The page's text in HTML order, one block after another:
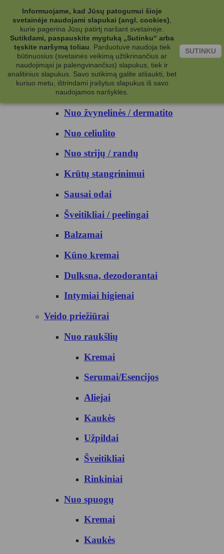
Kategorijos
Kosmetika
Kūno priežiūrai
Nuo prakaito
Kūno prausikliai
Nuo žvynelinės / dermatito
Nuo celiulito
Nuo strijų / randų
Krūtų stangrinimui
Sausai odai
Šveitikliai / peelingai
Balzamai
Kūno kremai
Dulksna, dezodorantai
Intymiai higienai
Veido priežiūrai
Nuo raukšlių
Kremai
Serumai/Esencijos
Aliejai
Kaukės
Užpildai
Šveitikliai
Rinkiniai
Nuo spuogų
Kremai
Kaukės
Informuojame, kad Jūsų patogumui šioje
svetainėje naudojami slapukai (angl. cookies)
kurie pagerina Jūsų patirtį naršant svetainėje.
Sutikdami, paspauskite mygtuką „Sutinku“ arba
tęskite naršymą toliau
Parduotuvė naudoja tiek
būtinuosius (svetainės veikimą užtikrinančius ar
naudojimąsi ja palengvinančius) slapukus, tiek ir
analitinius slapukus. Savo sutikimą galite atšaukti, bet
kuriuo metu, ištrindami įrašytus slapukus iš savo
naudojamos naršyklės.
SUTINKU